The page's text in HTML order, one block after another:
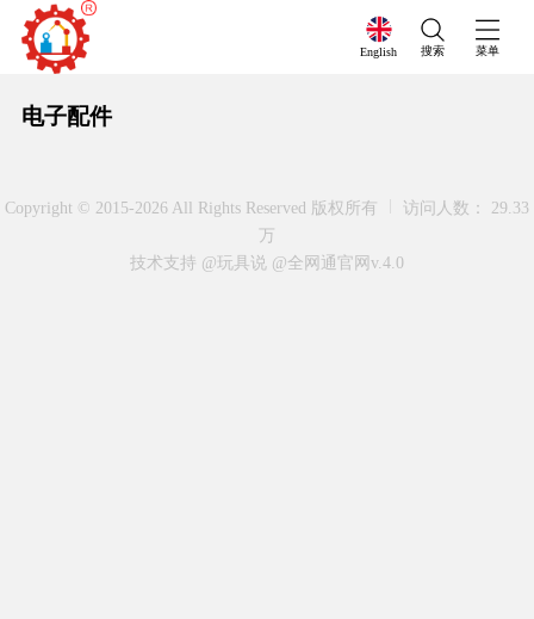
English 搜索 菜单
电子配件
Copyright © 2015-2026 All Rights Reserved 版权所有
访问人数： 29.33
万
技术支持 @玩具说 @全网通官网v.4.0